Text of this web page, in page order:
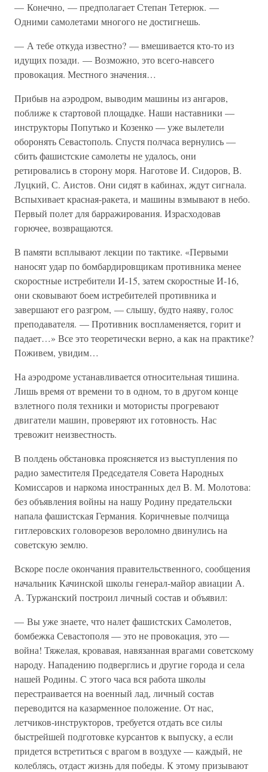
— Конечно, — предполагает Степан Тетерюк. —
Одними самолетами многого не достигнешь.
— А тебе откуда известно? — вмешивается кто-то из
идущих позади. — Возможно, это всего-навсего
провокация. Местного значения…
Прибыв на аэродром, выводим машины из ангаров,
поближе к стартовой площадке. Наши наставники —
инструкторы Попутько и Козенко — уже вылетели
оборонять Севастополь. Спустя полчаса вернулись —
сбить фашистские самолеты не удалось, они
ретировались в сторону моря. Наготове И. Сидоров, В.
Луцкий, С. Аистов. Они сидят в кабинах, ждут сигнала.
Вспыхивает красная-ракета, и машины взмывают в небо.
Первый полет для барражирования. Израсходовав
горючее, возвращаются.
В памяти всплывают лекции по тактике. «Первыми
наносят удар по бомбардировщикам противника менее
скоростные истребители И-15, затем скоростные И-16,
они сковывают боем истребителей противника и
завершают его разгром, — слышу, будто наяву, голос
преподавателя. — Противник воспламеняется, горит и
падает…» Все это теоретически верно, а как на практике?
Поживем, увидим…
На аэродроме устанавливается относительная тишина.
Лишь время от времени то в одном, то в другом конце
взлетного поля техники и мотористы прогревают
двигатели машин, проверяют их готовность. Нас
тревожит неизвестность.
В полдень обстановка проясняется из выступления по
радио заместителя Председателя Совета Народных
Комиссаров и наркома иностранных дел В. М. Молотова:
без объявления войны на нашу Родину предательски
напала фашистская Германия. Коричневые полчища
гитлеровских головорезов вероломно двинулись на
советскую землю.
Вскоре после окончания правительственного, сообщения
начальник Качинской школы генерал-майор авиации А.
А. Туржанский построил личный состав и объявил:
— Вы уже знаете, что налет фашистских Самолетов,
бомбежка Севастополя — это не провокация, это —
война! Тяжелая, кровавая, навязанная врагами советскому
народу. Нападению подверглись и другие города и села
нашей Родины. С этого часа вся работа школы
перестраивается на военный лад, личный состав
переводится на казарменное положение. От нас,
летчиков-инструкторов, требуется отдать все силы
быстрейшей подготовке курсантов к выпуску, а если
придется встретиться с врагом в воздухе — каждый, не
колеблясь, отдаст жизнь для победы. К этому призывают